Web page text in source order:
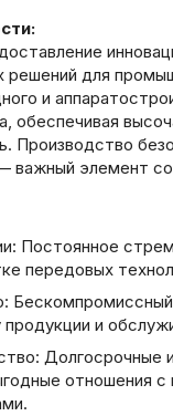
решений для
и
обеспечивая
Производство
важный элемент
Постоянное
передовых
продукции и
Долгосрочные и
отношения с